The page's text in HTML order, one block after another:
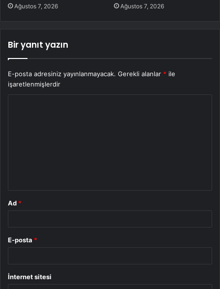
Ağustos 7, 2026 Ağustos 7, 2026
Bir yanıt yazın
E-posta adresiniz yayınlanmayacak. Gerekli alanlar * ile
işaretlenmişlerdir
Ad *
E-posta *
İnternet sitesi